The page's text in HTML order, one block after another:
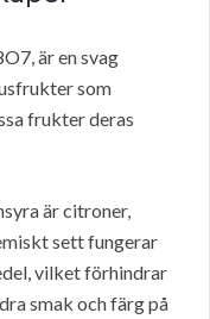
är en svag
som
frukter deras
är citroner,
sett fungerar
vilket förhindrar
smak och färg på